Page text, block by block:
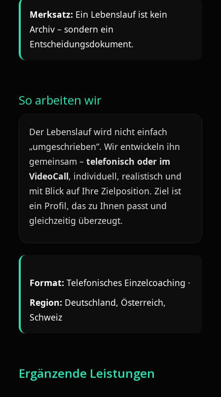
Merksatz: Ein Lebenslauf ist kein
Archiv – sondern ein
Entscheidungsdokument.
So arbeiten wir
Der Lebenslauf wird nicht einfach
„umgeschrieben“. Wir entwickeln ihn
gemeinsam – telefonisch oder im
VideoCall, individuell, realistisch und
mit Blick auf Ihre Zielposition. Ziel ist
ein Profil, das zu Ihnen passt und
gleichzeitig überzeugt.
Format: Telefonisches Einzelcoaching ·
Region: Deutschland, Österreich,
Schweiz
Ergänzende Leistungen